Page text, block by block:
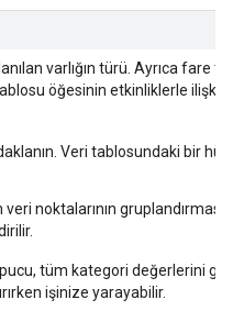
varlığın türü. Ayrıca fare
öğesinin etkinliklerle
Veri tablosundaki bir
noktalarının
tüm kategori değerlerini
işinize yarayabilir.